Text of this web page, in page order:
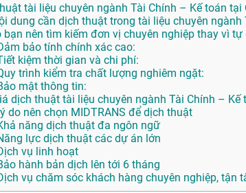
tài liệu chuyên ngành Tài Chính – Kế toán tại
dung cần dịch thuật trong tài liệu chuyên ngành
bạn nên tìm kiếm đơn vị chuyên nghiệp thay vì tự
bảo tính chính xác cao:
kiệm thời gian và chi phí:
trình kiểm tra chất lượng nghiêm ngặt:
mật thông tin:
dịch thuật tài liệu chuyên ngành Tài Chính – Kế
do nên chọn MIDTRANS để dịch thuật
năng dịch thuật đa ngôn ngữ
lực dịch thuật các dự án lớn
vụ linh hoạt
hành bản dịch lên tới 6 tháng
vụ chăm sóc khách hàng chuyên nghiệp, tận